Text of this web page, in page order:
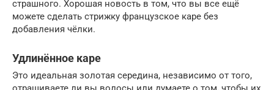
страшного. Хорошая новость в том, что вы все ещё
можете сделать стрижку французское каре без
добавления чёлки.
Удлинённое каре
Это идеальная золотая середина, независимо от того,